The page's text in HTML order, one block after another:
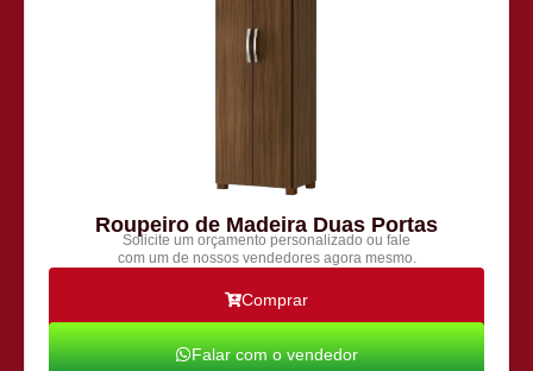
Roupeiro de Madeira Duas Portas
Solicite um orçamento personalizado ou fale
com um de nossos vendedores agora mesmo.
Comprar
Falar com o vendedor